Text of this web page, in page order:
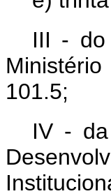
III - do
101.5;
IV -